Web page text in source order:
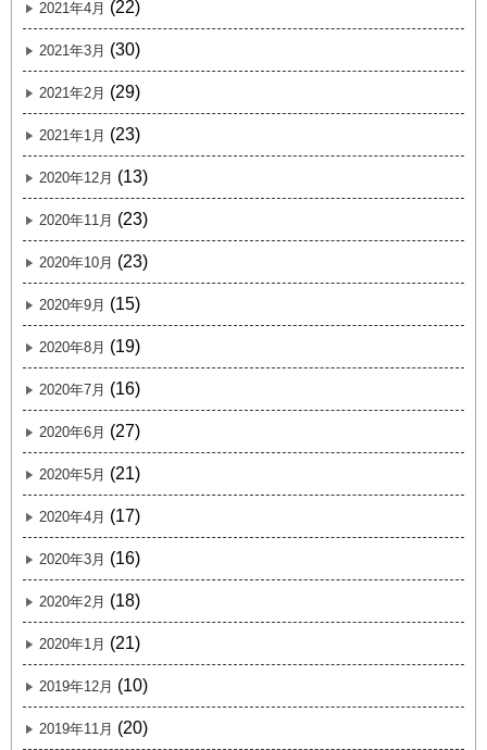
2021年4月 (22)
2021年3月 (30)
2021年2月 (29)
2021年1月 (23)
2020年12月 (13)
2020年11月 (23)
2020年10月 (23)
2020年9月 (15)
2020年8月 (19)
2020年7月 (16)
2020年6月 (27)
2020年5月 (21)
2020年4月 (17)
2020年3月 (16)
2020年2月 (18)
2020年1月 (21)
2019年12月 (10)
2019年11月 (20)